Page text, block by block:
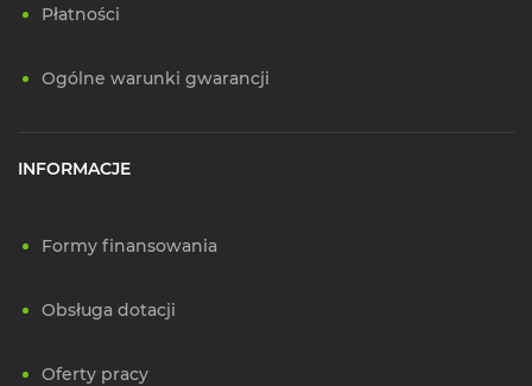
Płatności
Ogólne warunki gwarancji
INFORMACJE
Formy finansowania
Obsługa dotacji
Oferty pracy